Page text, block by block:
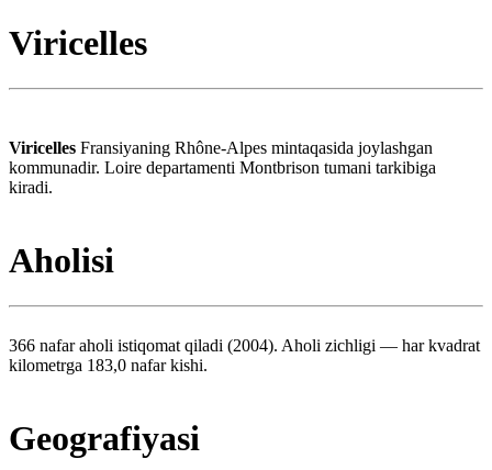
Viricelles
Viricelles Fransiyaning Rhône-Alpes mintaqasida joylashgan
kommunadir. Loire departamenti Montbrison tumani tarkibiga
kiradi.
Aholisi
366 nafar aholi istiqomat qiladi (2004). Aholi zichligi — har kvadrat
kilometrga 183,0 nafar kishi.
Geografiyasi